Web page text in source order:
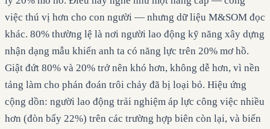
việc thú vị hơn cho con người — nhưng dữ liệu M&SOM đọc
khác. 80% thường lệ là nơi người lao động kỹ năng xây dựng
nhận dạng mẫu khiến anh ta có năng lực trên 20% mơ hồ.
Giật đứt 80% và 20% trở nên khó hơn, không dễ hơn, vì nền
tảng làm cho phán đoán trôi chảy đã bị loại bỏ. Hiệu ứng
cộng dồn: người lao động trải nghiệm áp lực công việc nhiều
hơn (đòn bẩy 22%) trên các trường hợp biên còn lại, và biến